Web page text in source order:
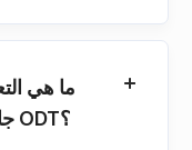
ما هي
جانب الخادم لتحرير بيانات تعريف ODT؟